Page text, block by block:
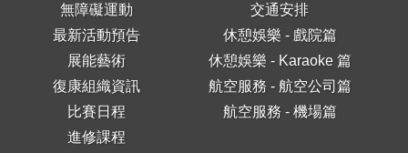
無障礙運動
最新活動預告
展能藝術
復康組織資訊
比賽日程
進修課程
交通安排
休憩娛樂 - 戲院篇
休憩娛樂 - Karaoke 篇
航空服務 - 航空公司篇
航空服務 - 機場篇